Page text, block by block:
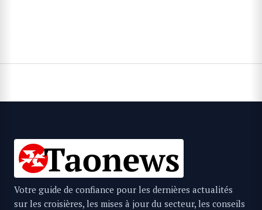
Votre guide de confiance pour les dernières actualités
sur les croisières, les mises à jour du secteur, les conseils